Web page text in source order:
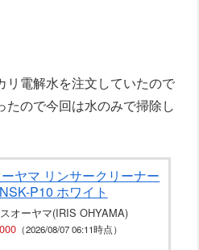
リ電解水を注文していたので
ので今回は水のみで掃除し
ヤマ リンサークリーナー
P10 ホワイト
オーヤマ(IRIS OHYAMA)
（2026/08/07 06:11時点）